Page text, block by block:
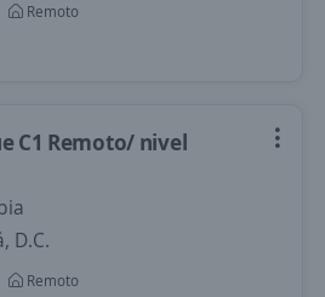
Remoto
C1 Remoto/ nivel
D.C.
Remoto